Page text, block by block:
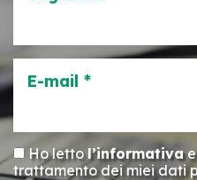
E-mail *
Ho lettol’informativae
trattamento dei miei dati